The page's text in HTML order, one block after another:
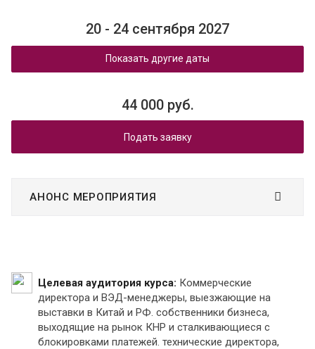
20 - 24 сентября 2027
Показать другие даты
44 000 руб.
Подать заявку
АНОНС МЕРОПРИЯТИЯ
Целевая аудитория курса: Коммерческие
директора и ВЭД-менеджеры, выезжающие на
выставки в Китай и РФ. собственники бизнеса,
выходящие на рынок КНР и сталкивающиеся с
блокировками платежей. технические директора,